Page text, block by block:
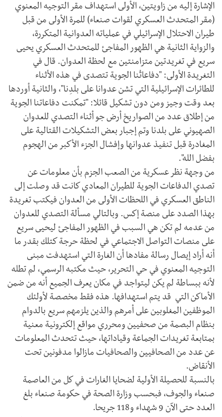
الإشارة إليه من زاويتين، الأولى استهداف مقر التوجيه المعنوي
(مقر المتحدث العسكري لقوات صنعاء) للمرة الأولى من قبل
طيران الاحتلال الإسرائيلي في عملياته العدوانية المتكررة،
والزواية الثانية هي الظهور المفاجئ للمتحدث العسكري يحيى
سريع في تغريدتين متزامنتين مع لحظة العدوان. قال في
التغريدة الأولى: "‏دفاعاتُنا الجوية تتصدى في هذه الأثناء
للطائرات الإسرائيلية التي تشن عدوانا على بلدِنا"، والثانية أوردها
بعد وقت وجيز ومن دون تشكيل قائلا: "‏تمكنت دفاعاتنا الجوية
من إطلاق عدد من الصواريخ أرض جو أثناء التصدي للعدوان
الصهيوني على بلدنا وتم إجبار بعض التشكيلات القتالية على
المغادرة قبل تنفيذ عدوانها وإفشال الجزء الأكبر من الهجوم
بفضل الله".
من وجهة نظر عسكرية من الصعب الجزم بأن معلومات عن
تصدي الدفاعات الجوية للطيران المعادي كانت قد وصلت إلى
الناطق العسكري في اللحظات الأولى من العدوان فيكتب تغريدة
بهذا الصدد على منصة إكس. وبالتالي مسألة التصدي للعدوان
من عدمه لم تكن هي السبب في الظهور المفاجئ ليحيى سريع
على منصات التواصل الاجتماعي في لحظة حرجة كتلك بقدر ما
أنه أراد إيصال رسالة مفادها أن الغارة التي استهدفت مبنى
التوجيه المعنوي في حي التحرير، حيث مكتبه الرسمي، لم تطله
لأنه ببساطة لم يكن ليتواجد في مكان يعرف الجميع أنه من ضمن
الأماكن التي قد يتم استهدافها. هذه فقط مخصصة لأولئك
الموظفين المغلوبين على أمرهم والذين يلزمهم سريع بالدوام
بنظام البصمة من صحفيين ومحرري مواقع إلكترونية معنية
بمتابعة تغريدات الجماعة وقياداتها، ‏حيث تتحدث المعلومات
عن عدد من الصحافيين والصحافيات مازالوا مدفونين تحت
الأنقاض.
بالنسبة للحصيلة الأولية لضحايا الغارات في كل من العاصمة
صنعاء والجوف، فبحسب وزارة الصحة في حكومة صنعاء بلغ
العدد حتى الآن ‏9 شهداء و118 جريحا.